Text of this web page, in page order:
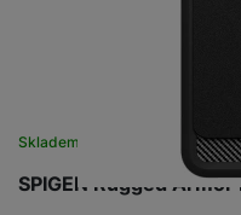
SPIGEN Rugged
Skladem na prodejně na 1